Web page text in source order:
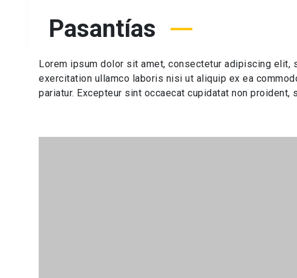
Pasantías
Lorem ipsum dolor sit amet, consectetur adipiscing elit,
exercitation ullamco laboris nisi ut aliquip ex ea
pariatur. Excepteur sint occaecat cupidatat non